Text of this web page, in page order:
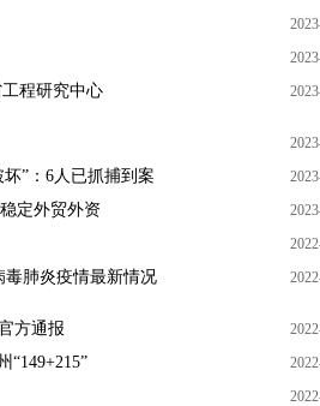
程研究中心
”：6人已抓捕到案
定外贸外资
毒肺炎疫情最新情况
方通报
“149+215”